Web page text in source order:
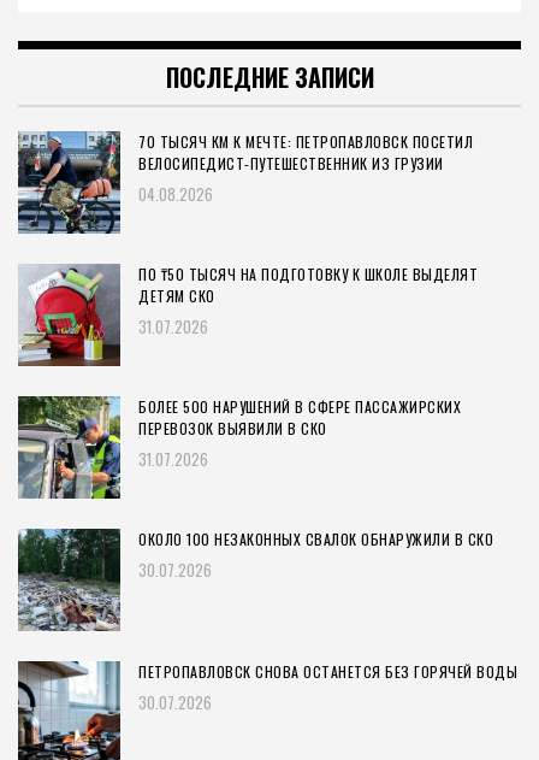
ПОСЛЕДНИЕ ЗАПИСИ
70 ТЫСЯЧ КМ К МЕЧТЕ: ПЕТРОПАВЛОВСК ПОСЕТИЛ
ВЕЛОСИПЕДИСТ-ПУТЕШЕСТВЕННИК ИЗ ГРУЗИИ
04.08.2026
ПО ₸50 ТЫСЯЧ НА ПОДГОТОВКУ К ШКОЛЕ ВЫДЕЛЯТ
ДЕТЯМ СКО
31.07.2026
БОЛЕЕ 500 НАРУШЕНИЙ В СФЕРЕ ПАССАЖИРСКИХ
ПЕРЕВОЗОК ВЫЯВИЛИ В СКО
31.07.2026
ОКОЛО 100 НЕЗАКОННЫХ СВАЛОК ОБНАРУЖИЛИ В СКО
30.07.2026
ПЕТРОПАВЛОВСК СНОВА ОСТАНЕТСЯ БЕЗ ГОРЯЧЕЙ ВОДЫ
30.07.2026